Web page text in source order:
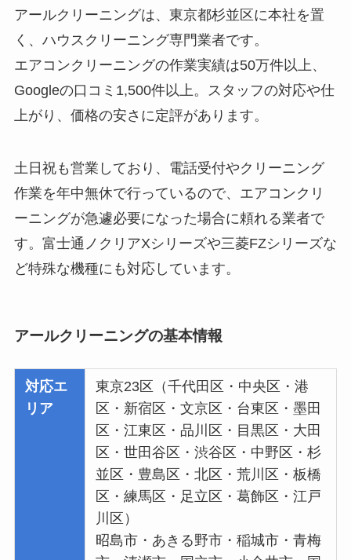
アールクリーニングは、東京都杉並区に本社を置
く、ハウスクリーニング専門業者です。
エアコンクリーニングの作業実績は50万件以上、
Googleの口コミ1,500件以上。スタッフの対応や仕
上がり、価格の安さに定評があります。
土日祝も営業しており、電話受付やクリーニング
作業を年中無休で行っているので、エアコンクリ
ーニングが急遽必要になった場合に頼れる業者で
す。富士通ノクリアXシリーズや三菱FZシリーズな
ど特殊な機種にも対応しています。
アールクリーニングの基本情報
対応エ
リア
東京23区（千代田区・中央区・港
区・新宿区・文京区・台東区・墨田
区・江東区・品川区・目黒区・大田
区・世田谷区・渋谷区・中野区・杉
並区・豊島区・北区・荒川区・板橋
区・練馬区・足立区・葛飾区・江戸
川区）
昭島市・あきる野市・稲城市・青梅